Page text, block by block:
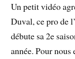
Un petit vidéo
Duval, ce pro de
débute sa 2e
année. Pour